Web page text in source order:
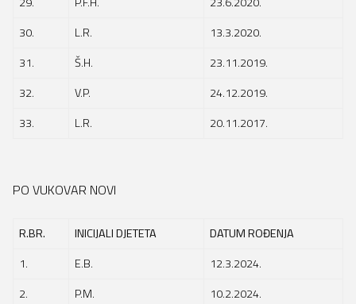
30.
L.R.
13.3.2020.
31.
Š.H.
23.11.2019.
32.
V.P.
24.12.2019.
33.
L.R. 20.11.2017.
PO VUKOVAR NOVI
R.BR. INICIJALI DJETETA
DATUM ROĐENJA
1.
E.B.
12.3.2024.
2.
P.M.
10.2.2024.